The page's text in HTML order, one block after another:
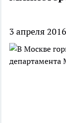
3 апреля 2016